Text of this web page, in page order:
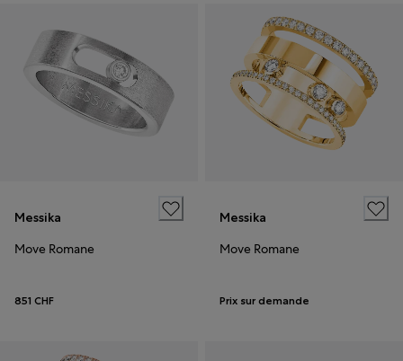
Messika
Move Romane
851 CHF
Messika
Move Romane
Prix sur demande